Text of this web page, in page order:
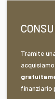
Via
Tramite
finanziario